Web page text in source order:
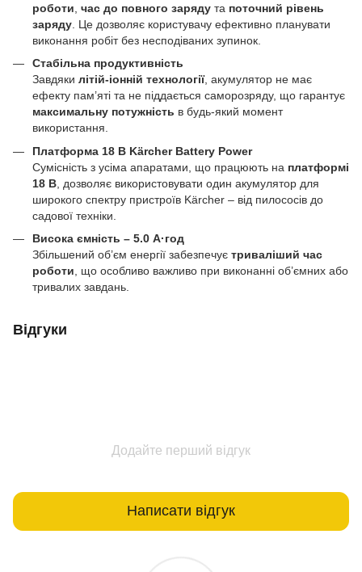
роботи час до повного заряду та поточний рівень
заряду . Це дозволяє користувачу ефективно планувати
виконання робіт без несподіваних зупинок.
Стабільна продуктивність
Завдяки літій-іонній технології, акумулятор не має
ефекту пам’яті та не піддається саморозряду, що гарантує
максимальну потужність в будь-який момент
використання.
Платформа 18 В Kärcher Battery Power
Сумісність з усіма апаратами, що працюють на платформі
18 В , дозволяє використовувати один акумулятор для
широкого спектру пристроїв Kärcher – від пилососів до
садової техніки.
Висока ємність – 5.0 А·год
Збільшений об’єм енергії забезпечує триваліший час
роботи , що особливо важливо при виконанні об’ємних або
тривалих завдань.
Відгуки
Додайте перший відгук
Написати відгук